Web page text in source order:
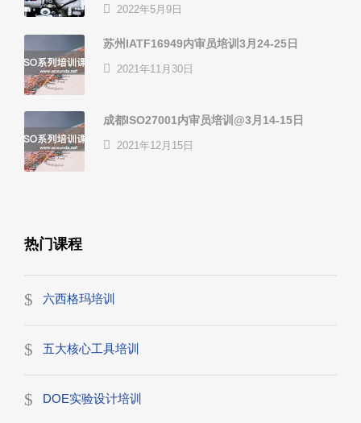
2022年5月9日
苏州IATF16949内审员培训3月24-25日
2021年11月30日
成都ISO27001内审员培训@3月14-15日
2021年12月15日
热门课程
六西格玛培训
五大核心工具培训
DOE实验设计培训